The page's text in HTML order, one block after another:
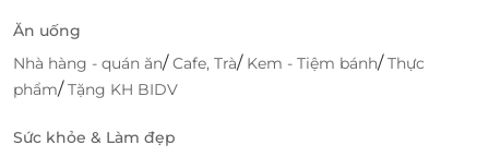
Ăn uống
Nhà hàng - quán ăn/Cafe, Trà/ Kem - Tiệm bánh/Thực
phẩm/Tặng KH BIDV
Sức khỏe & Làm đẹp